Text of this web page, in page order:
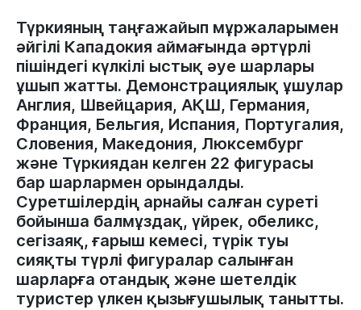
Түркияның таңғажайып мұржаларымен
әйгілі Кападокия аймағында әртүрлі
пішіндегі күлкілі ыстық әуе шарлары
ұшып жатты. Демонстрациялық ұшулар
Англия, Швейцария, АҚШ, Германия,
Франция, Бельгия, Испания, Португалия,
Словения, Македония, Люксембург
және Түркиядан келген 22 фигурасы
бар шарлармен орындалды.
Суретшілердің арнайы салған суреті
бойынша балмұздақ, үйрек, обеликс,
сегізаяқ, ғарыш кемесі, түрік туы
сияқты түрлі фигуралар салынған
шарларға отандық және шетелдік
туристер үлкен қызығушылық танытты.